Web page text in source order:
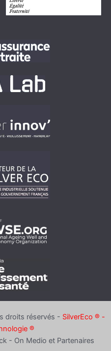
droits réservés - SilverEco ® -
®
- On Medio et Partenaires